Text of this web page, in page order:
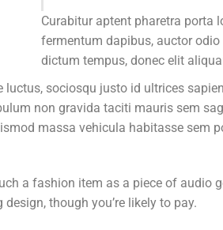
Curabitur aptent pharetra porta
fermentum dapibus, auctor
dictum tempus, donec elit
sociosqu justo id ultrices
non gravida taciti mauris sem
massa vehicula habitasse sem
a fashion item as a piece of audio
though you’re likely to pay.